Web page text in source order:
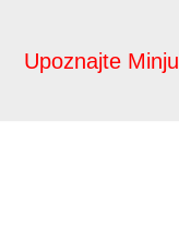
Upoznajte Minju